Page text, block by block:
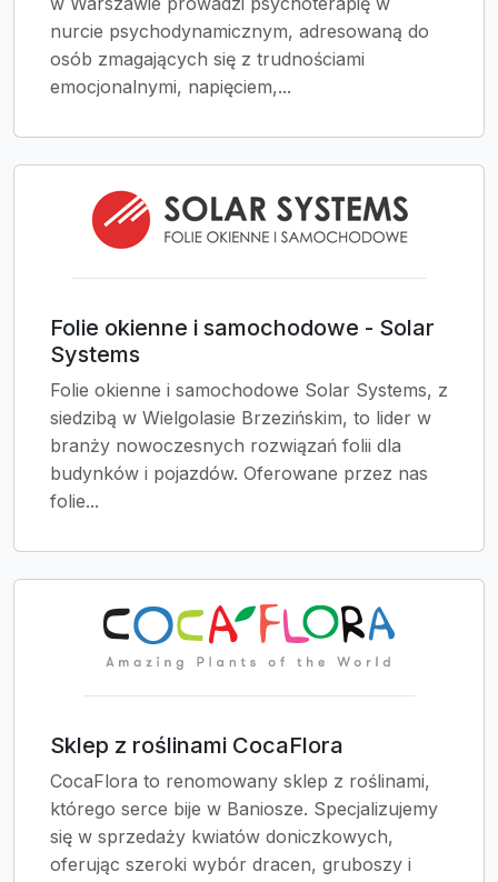
nurcie psychodynamicznym, adresowaną do
osób zmagających się z trudnościami
emocjonalnymi, napięciem,...
Folie okienne i samochodowe - Solar
Systems
Folie okienne i samochodowe Solar Systems, z
siedzibą w Wielgolasie Brzezińskim, to lider w
branży nowoczesnych rozwiązań folii dla
budynków i pojazdów. Oferowane przez nas
folie...
Sklep z roślinami CocaFlora
CocaFlora to renomowany sklep z roślinami,
którego serce bije w Baniosze. Specjalizujemy
się w sprzedaży kwiatów doniczkowych,
oferując szeroki wybór dracen, gruboszy i